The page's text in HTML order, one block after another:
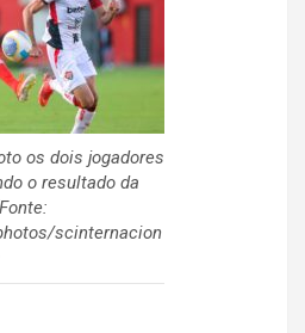
os dois jogadores
o resultado da
scinternacion